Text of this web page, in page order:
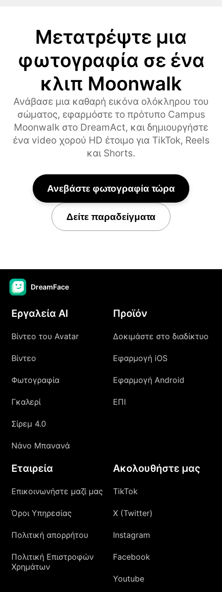
Μετατρέψτε μια
φωτογραφία σε ένα
κλιπ Moonwalk
Ανάβασε μια καθαρή εικόνα ολόκληρου του
σώματος, εφαρμόστε το πρότυπο Campus
Moonwalk στο DreamAct, και δημιουργήστε
ένα video χορού HD έτοιμο για TikTok, Reels
και Shorts.
Ανεβάστε φωτογραφία τώρα
Δείτε παραδείγματα
DreamFace
Εργαλεία AI
Βίντεο του Avatar
Βίντεο
Φωτογραφία
Γκαλερί
Σίρεμ 4.0
Νάνο Μπανανά
Προϊόν
Δοκιμάστε στο διαδίκτυο
Εφαρμογή iOS
Εφαρμογή Android
ΕΠΙ
Εταιρεία
Επικοινωνήστε μαζί μας
Όροι Υπηρεσίας
Πολιτική απορρήτου
Πολιτική Επιστροφών
Χρημάτων
Ακολουθήστε μας
TikTok
X (Twitter)
Instagram
Facebook
Youtube